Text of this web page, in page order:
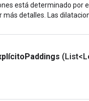
está determinado por
detalles. Las
Paddings